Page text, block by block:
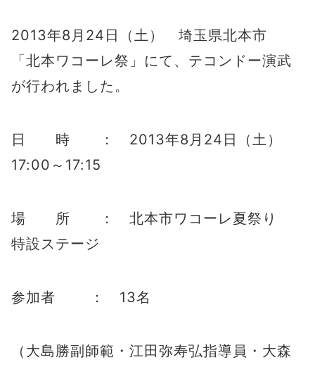
2013年8月24日（土） 埼玉県北本市
「北本ワコーレ祭」にて、テコンドー演武
が行われました。
日 時 ： 2013年8月24日（土）
17:00～17:15
場 所 ： 北本市ワコーレ夏祭り
特設ステージ
参加者 ： 13名
（大島勝副師範・江田弥寿弘指導員・大森